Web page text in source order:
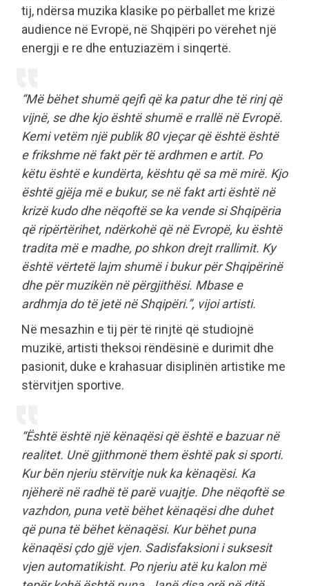
tij, ndërsa muzika klasike po përballet me krizë
audience në Evropë, në Shqipëri po vërehet një
energji e re dhe entuziazëm i sinqertë.
“Më bëhet shumë qejfi që ka patur dhe të rinj që
vijnë, se dhe kjo është shumë e rrallë në Evropë.
Kemi vetëm një publik 80 vjeçar që është është
e frikshme në fakt për të ardhmen e artit. Po
këtu është e kundërta, kështu që sa më mirë. Kjo
është gjëja më e bukur, se në fakt arti është në
krizë kudo dhe nëqoftë se ka vende si Shqipëria
që ripërtërihet, ndërkohë që në Evropë, ku është
tradita më e madhe, po shkon drejt rrallimit. Ky
është vërtetë lajm shumë i bukur për Shqipërinë
dhe për muzikën në përgjithësi. Mbase e
ardhmja do të jetë në Shqipëri.”, vijoi artisti.
Në mesazhin e tij për të rinjtë që studiojnë
muzikë, artisti theksoi rëndësinë e durimit dhe
pasionit, duke e krahasuar disiplinën artistike me
stërvitjen sportive.
“Është është një kënaqësi që është e bazuar në
realitet. Unë gjithmonë them është pak si sporti.
Kur bën njeriu stërvitje nuk ka kënaqësi. Ka
njëherë në radhë të parë vuajtje. Dhe nëqoftë se
vazhdon, puna vetë bëhet kënaqësi dhe duhet
që puna të bëhet kënaqësi. Kur bëhet puna
kënaqësi çdo gjë vjen. Sadisfaksioni i suksesit
vjen automatikisht. Po njeriu atë ku kalon më